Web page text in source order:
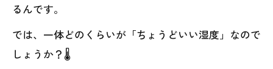
るんです。
では、一体どのくらいが「ちょうどいい湿度」なので
しょうか？🌡️